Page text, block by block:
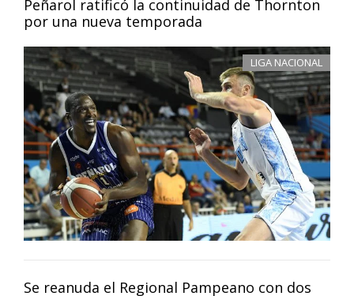
Peñarol ratificó la continuidad de Thornton
por una nueva temporada
LIGA NACIONAL
Se reanuda el Regional Pampeano con dos